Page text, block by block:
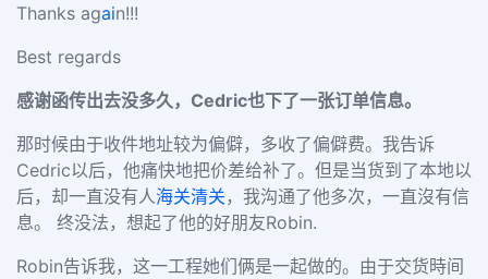
Thanks again!!!
Best regards
感谢函传出去没多久， Cedric也下了一张订单信息。
那时候由于收件地址较为偏僻，多收了偏僻费。我告诉
Cedric以后，他痛快地把价差给补了。但是当货到了本地以
后，却一直没有人海关清关 ，我沟通了他多次，一直沒有信
息。 终没法，想起了他的好朋友Robin.
Robin告诉我，这一工程她们俩是一起做的。由于交货時间